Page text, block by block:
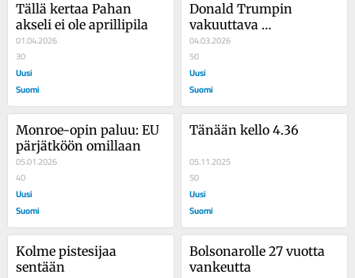
Tällä kertaa Pahan
akseli ei ole aprillipila
01.04.2026
30
Uusi
Suomi
Donald Trumpin
vakuuttava
suunnitelma
04.03.2026
50
Uusi
Suomi
Monroe-opin paluu: EU
pärjätköön omillaan
05.01.2026
40
Uusi
Suomi
Tänään kello 4.36
05.11.2025
50
Uusi
Suomi
Kolme pistesijaa
sentään
Bolsonarolle 27 vuotta
vankeutta